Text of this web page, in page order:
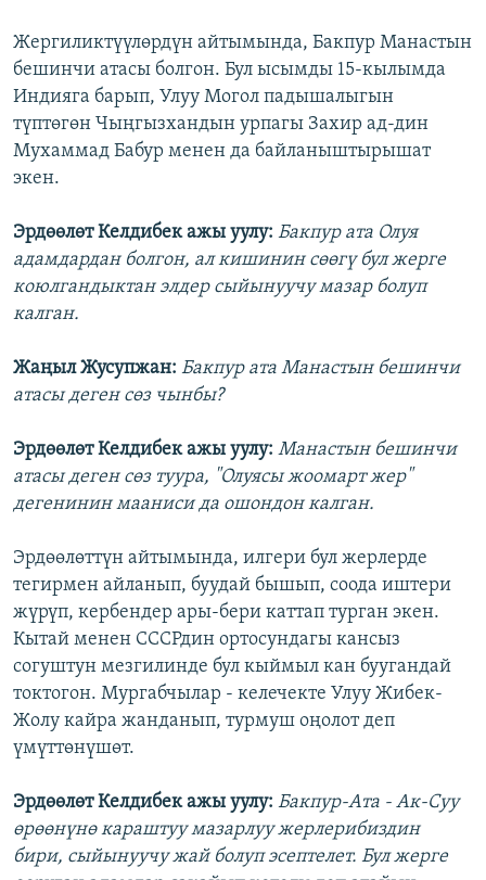
Жергиликтүүлөрдүн айтымында, Бакпур Манастын
бешинчи атасы болгон. Бул ысымды 15-кылымда
Индияга барып, Улуу Могол падышалыгын
түптөгөн Чыңгызхандын урпагы Захир ад-дин
Мухаммад Бабур менен да байланыштырышат
экен.
Эрдөөлөт Келдибек ажы уулу: Бакпур ата Олуя
адамдардан болгон, ал кишинин сөөгү бул жерге
коюлгандыктан элдер сыйынуучу мазар болуп
калган.
Жаңыл Жусупжан: Бакпур ата Манастын бешинчи
атасы деген сөз чынбы?
Эрдөөлөт Келдибек ажы уулу: Манастын бешинчи
атасы деген сөз туура, "Олуясы жоомарт жер"
дегенинин мааниси да ошондон калган.
Эрдөөлөттүн айтымында, илгери бул жерлерде
тегирмен айланып, буудай бышып, соода иштери
жүрүп, кербендер ары-бери каттап турган экен.
Кытай менен СССРдин ортосундагы кансыз
согуштун мезгилинде бул кыймыл кан буугандай
токтогон. Мургабчылар - келечекте Улуу Жибек-
Жолу кайра жанданып, турмуш оңолот деп
үмүттөнүшөт.
Эрдөөлөт Келдибек ажы уулу: Бакпур-Aта - Ак-Суу
өрөөнүнө караштуу мазарлуу жерлерибиздин
бири, сыйынуучу жай болуп эсептелет. Бул жерге